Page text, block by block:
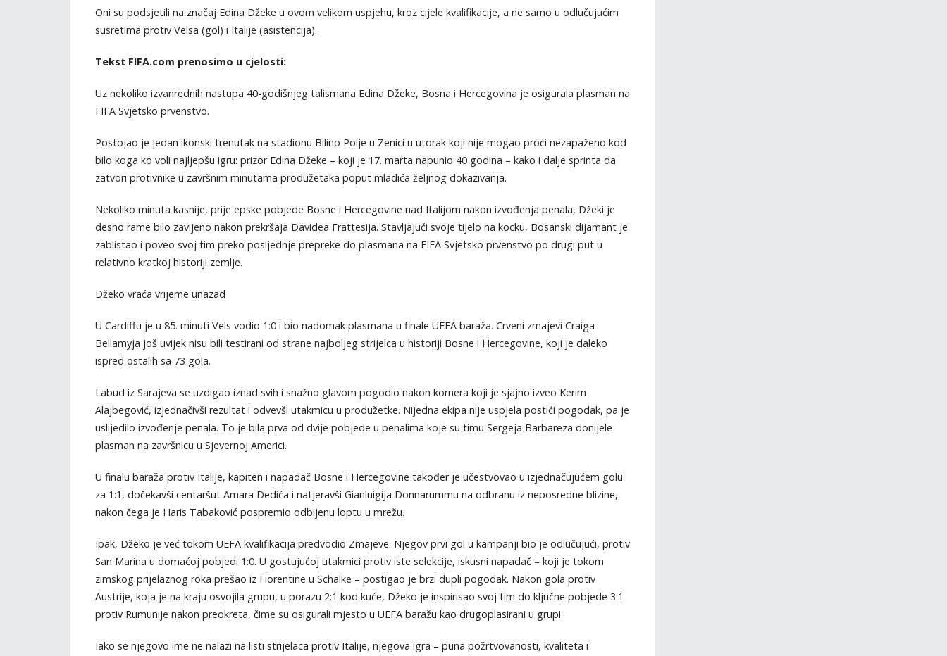
Oni su podsjetili na značaj Edina Džeke u ovom velikom uspjehu, kroz cijele kvalifikacije, a ne samo u odlučujućim
susretima protiv Velsa (gol) i Italije (asistencija).
Tekst FIFA.com prenosimo u cjelosti:
Uz nekoliko izvanrednih nastupa 40-godišnjeg talismana Edina Džeke, Bosna i Hercegovina je osigurala plasman na
FIFA Svjetsko prvenstvo.
Postojao je jedan ikonski trenutak na stadionu Bilino Polje u Zenici u utorak koji nije mogao proći nezapaženo kod
bilo koga ko voli najljepšu igru: prizor Edina Džeke – koji je 17. marta napunio 40 godina – kako i dalje sprinta da
zatvori protivnike u završnim minutama produžetaka poput mladića željnog dokazivanja.
Nekoliko minuta kasnije, prije epske pobjede Bosne i Hercegovine nad Italijom nakon izvođenja penala, Džeki je
desno rame bilo zavijeno nakon prekršaja Davidea Frattesija. Stavljajući svoje tijelo na kocku, Bosanski dijamant je
zablistao i poveo svoj tim preko posljednje prepreke do plasmana na FIFA Svjetsko prvenstvo po drugi put u
relativno kratkoj historiji zemlje.
Džeko vraća vrijeme unazad
U Cardiffu je u 85. minuti Vels vodio 1:0 i bio nadomak plasmana u finale UEFA baraža. Crveni zmajevi Craiga
Bellamyja još uvijek nisu bili testirani od strane najboljeg strijelca u historiji Bosne i Hercegovine, koji je daleko
ispred ostalih sa 73 gola.
Labud iz Sarajeva se uzdigao iznad svih i snažno glavom pogodio nakon kornera koji je sjajno izveo Kerim
Alajbegović, izjednačivši rezultat i odvevši utakmicu u produžetke. Nijedna ekipa nije uspjela postići pogodak, pa je
uslijedilo izvođenje penala. To je bila prva od dvije pobjede u penalima koje su timu Sergeja Barbareza donijele
plasman na završnicu u Sjevernoj Americi.
U finalu baraža protiv Italije, kapiten i napadač Bosne i Hercegovine također je učestvovao u izjednačujućem golu
za 1:1, dočekavši centaršut Amara Dedića i natjeravši Gianluigija Donnarummu na odbranu iz neposredne blizine,
nakon čega je Haris Tabaković pospremio odbijenu loptu u mrežu.
Ipak, Džeko je već tokom UEFA kvalifikacija predvodio Zmajeve. Njegov prvi gol u kampanji bio je odlučujući, protiv
San Marina u domaćoj pobjedi 1:0. U gostujućoj utakmici protiv iste selekcije, iskusni napadač – koji je tokom
zimskog prijelaznog roka prešao iz Fiorentine u Schalke – postigao je brzi dupli pogodak. Nakon gola protiv
Austrije, koja je na kraju osvojila grupu, u porazu 2:1 kod kuće, Džeko je inspirisao svoj tim do ključne pobjede 3:1
protiv Rumunije nakon preokreta, čime su osigurali mjesto u UEFA baražu kao drugoplasirani u grupi.
Iako se njegovo ime ne nalazi na listi strijelaca protiv Italije, njegova igra – puna požrtvovanosti, kvaliteta i